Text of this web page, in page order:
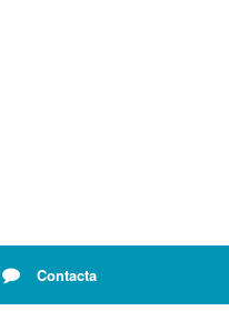
Contacta